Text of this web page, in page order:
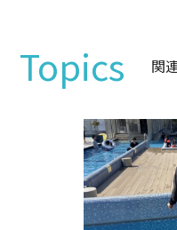
Topics 関